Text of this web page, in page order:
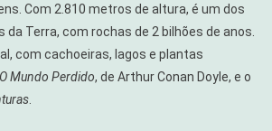
Com 2.810 metros de altura, é um dos
da Terra, com rochas de 2 bilhões de anos.
com cachoeiras, lagos e plantas
O Mundo Perdido, de Arthur Conan Doyle, e o
.